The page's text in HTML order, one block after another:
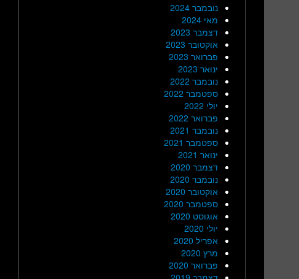
נובמבר 2024
מאי 2024
דצמבר 2023
אוקטובר 2023
פברואר 2023
ינואר 2023
נובמבר 2022
ספטמבר 2022
יולי 2022
פברואר 2022
נובמבר 2021
ספטמבר 2021
ינואר 2021
דצמבר 2020
נובמבר 2020
אוקטובר 2020
ספטמבר 2020
אוגוסט 2020
יולי 2020
אפריל 2020
מרץ 2020
פברואר 2020